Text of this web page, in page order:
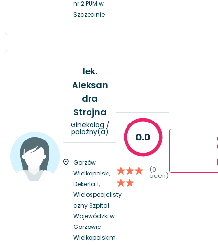
nr 2 PUM w
Szczecinie
lek.
Aleksan
dra
Strojna
Ginekolog /
położny(a)
Gorzów
Wielkopolski,
Dekerta 1,
Wielospecjalisty
czny Szpital
Wojewódzki w
Gorzowie
Wielkopolskim
0.0
(0
ocen)